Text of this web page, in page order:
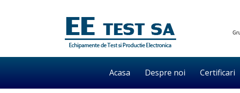
Acasa Despre noi Certificari